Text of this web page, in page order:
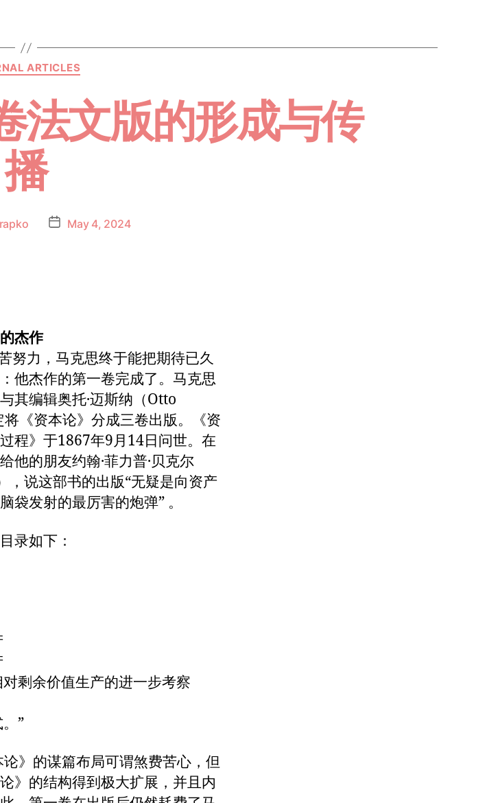
ARTICLES
法文版的形成与传
播
May 4, 2024
杰作
努力，马克思终于能把期待已久
他杰作的第一卷完成了。马克思
其编辑奥托·迈斯纳（Otto
《资本论》分成三卷出版。《资
程》于1867年9月14日问世。在
他的朋友约翰·菲力普·贝克尔
，说这部书的出版“无疑是向资产
袋发射的最厉害的炮弹” 。
录如下：
剩余价值生产的进一步考察
”
》的谋篇布局可谓煞费苦心，但
》的结构得到极大扩展，并且内